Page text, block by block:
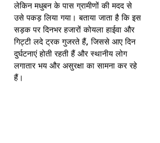
लेकिन मधुबन के पास ग्रामीणों की मदद से
उसे पकड़ लिया गया। बताया जाता है कि इस
सड़क पर दिनभर हजारों कोयला हाईवा और
गिट्टी लदे ट्रक गुजरते हैं, जिससे आए दिन
दुर्घटनाएं होती रहती हैं और स्थानीय लोग
लगातार भय और असुरक्षा का सामना कर रहे
हैं।